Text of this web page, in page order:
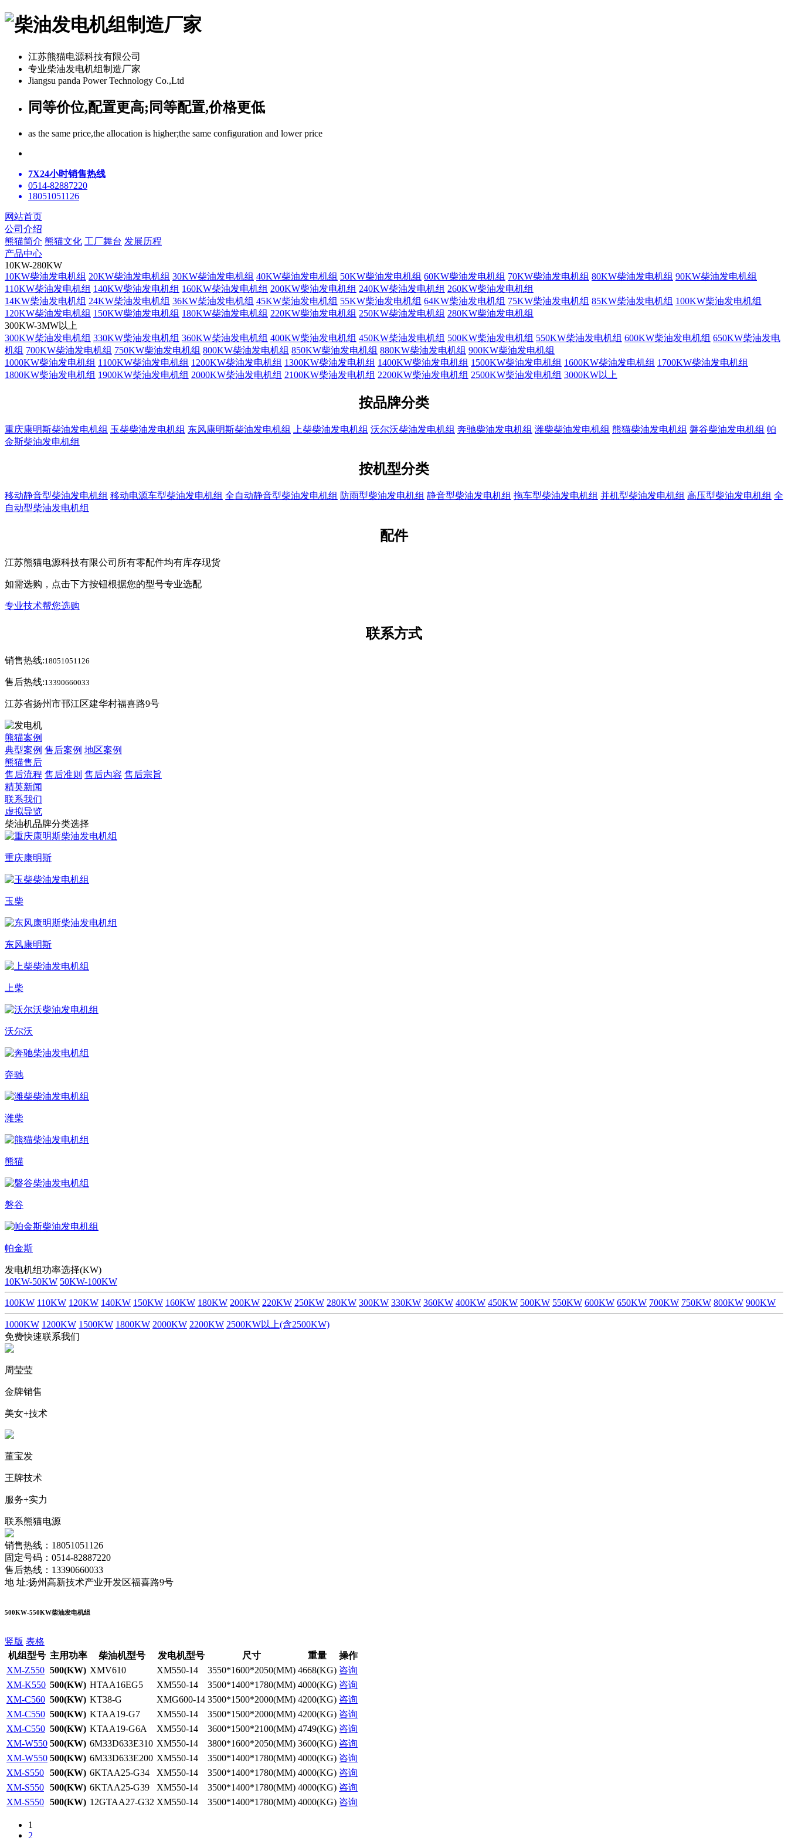
江苏熊猫电源科技有限公司
专业柴油发电机组制造厂家
Jiangsu panda Power Technology Co.,Ltd
同等价位,配置更高;同等配置,价格更低
as the same price,the allocation is higher;the same configuration and lower price
7X24小时销售热线
0514-82887220
18051051126
网站首页
公司介绍
熊猫简介 熊猫文化 工厂舞台 发展历程
产品中心
10KW-280KW
10KW柴油发电机组 20KW柴油发电机组 30KW柴油发电机组 40KW柴油发电机组 50KW柴油发电机组 60KW柴油发电机组 70KW柴油发电机组 80KW柴油发电机组 90KW柴油发电机组
110KW柴油发电机组 140KW柴油发电机组 160KW柴油发电机组 200KW柴油发电机组 240KW柴油发电机组 260KW柴油发电机组
14KW柴油发电机组 24KW柴油发电机组 36KW柴油发电机组 45KW柴油发电机组 55KW柴油发电机组 64KW柴油发电机组 75KW柴油发电机组 85KW柴油发电机组 100KW柴油发电机组
120KW柴油发电机组 150KW柴油发电机组 180KW柴油发电机组 220KW柴油发电机组 250KW柴油发电机组 280KW柴油发电机组
300KW-3MW以上
300KW柴油发电机组 330KW柴油发电机组 360KW柴油发电机组 400KW柴油发电机组 450KW柴油发电机组 500KW柴油发电机组 550KW柴油发电机组 600KW柴油发电机组 650KW柴油发电
机组 700KW柴油发电机组 750KW柴油发电机组 800KW柴油发电机组 850KW柴油发电机组 880KW柴油发电机组 900KW柴油发电机组
1000KW柴油发电机组 1100KW柴油发电机组 1200KW柴油发电机组 1300KW柴油发电机组 1400KW柴油发电机组 1500KW柴油发电机组 1600KW柴油发电机组 1700KW柴油发电机组
1800KW柴油发电机组 1900KW柴油发电机组 2000KW柴油发电机组 2100KW柴油发电机组 2200KW柴油发电机组 2500KW柴油发电机组 3000KW以上
按品牌分类
重庆康明斯柴油发电机组 玉柴柴油发电机组 东风康明斯柴油发电机组 上柴柴油发电机组 沃尔沃柴油发电机组 奔驰柴油发电机组 潍柴柴油发电机组 熊猫柴油发电机组 磐谷柴油发电机组 帕
金斯柴油发电机组
按机型分类
移动静音型柴油发电机组 移动电源车型柴油发电机组 全自动静音型柴油发电机组 防雨型柴油发电机组 静音型柴油发电机组 拖车型柴油发电机组 并机型柴油发电机组 高压型柴油发电机组 全
自动型柴油发电机组
配件
江苏熊猫电源科技有限公司所有零配件均有库存现货
如需选购，点击下方按钮根据您的型号专业选配
专业技术帮您选购
联系方式
销售热线:18051051126
售后热线:13390660033
江苏省扬州市邗江区建华村福喜路9号
熊猫案例
典型案例 售后案例 地区案例
熊猫售后
售后流程 售后准则 售后内容 售后宗旨
精英新闻
联系我们
虚拟导览
柴油机品牌分类选择
重庆康明斯
玉柴
东风康明斯
上柴
沃尔沃
奔驰
潍柴
熊猫
磐谷
帕金斯
发电机组功率选择(KW)
10KW-50KW 50KW-100KW
100KW 110KW 120KW 140KW 150KW 160KW 180KW 200KW 220KW 250KW 280KW 300KW 330KW 360KW 400KW 450KW 500KW 550KW 600KW 650KW 700KW 750KW 800KW 900KW
1000KW 1200KW 1500KW 1800KW 2000KW 2200KW 2500KW以上(含2500KW)
免费快速联系我们
周莹莹
金牌销售
美女+技术
董宝发
王牌技术
服务+实力
联系熊猫电源
销售热线：18051051126
固定号码：0514-82887220
售后热线：13390660033
地 址:扬州高新技术产业开发区福喜路9号
500KW-550KW柴油发电机组
竖版 表格
机组型号 主用功率 柴油机型号 发电机型号 尺寸 重量
操作
XM-Z550 500(KW) XMV610 XM550-14 3550*1600*2050(MM) 4668(KG) 咨询
XM-K550 500(KW) HTAA16EG5 XM550-14 3500*1400*1780(MM) 4000(KG) 咨询
XM-C560 500(KW) KT38-G XMG600-14 3500*1500*2000(MM) 4200(KG) 咨询
XM-C550 500(KW) KTAA19-G7 XM550-14 3500*1500*2000(MM) 4200(KG) 咨询
XM-C550 500(KW) KTAA19-G6A XM550-14 3600*1500*2100(MM) 4749(KG) 咨询
XM-W550 500(KW) 6M33D633E310 XM550-14 3800*1600*2050(MM) 3600(KG) 咨询
XM-W550 500(KW) 6M33D633E200 XM550-14 3500*1400*1780(MM) 4000(KG) 咨询
XM-S550 500(KW) 6KTAA25-G34 XM550-14 3500*1400*1780(MM) 4000(KG) 咨询
XM-S550 500(KW) 6KTAA25-G39 XM550-14 3500*1400*1780(MM) 4000(KG) 咨询
XM-S550 500(KW) 12GTAA27-G32 XM550-14 3500*1400*1780(MM) 4000(KG) 咨询
1
2